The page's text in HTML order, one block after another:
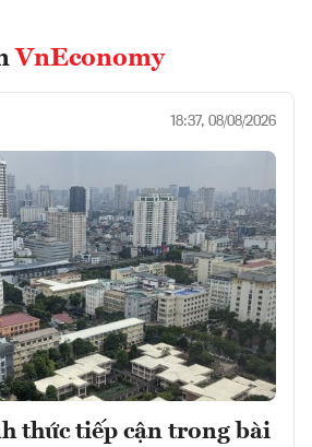
VnEconomy
18:37, 08/08/2026
thức tiếp cận trong bài